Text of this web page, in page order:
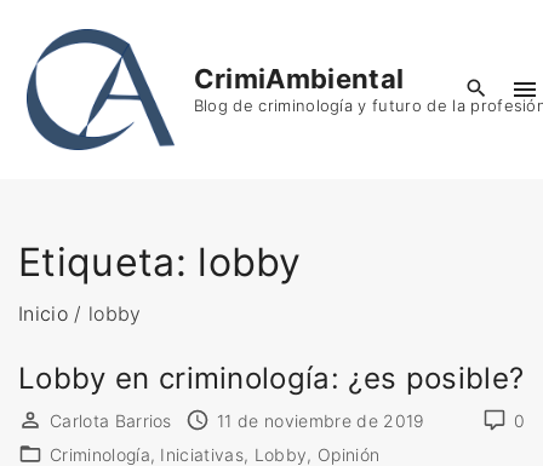
CrimiAmbiental
Blog de criminología y futuro de la
Etiqueta: lobby
Inicio/ lobby
Lobby en criminología: ¿es posible?
0
Carlota Barrios
11 de noviembre de 2019
Criminología Iniciativas Lobby Opinión